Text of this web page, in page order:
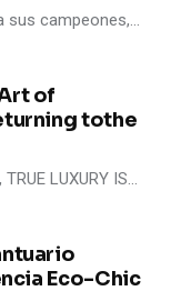
sus campeones,…
of
tothe
TRUE LUXURY IS…
Eco-Chic